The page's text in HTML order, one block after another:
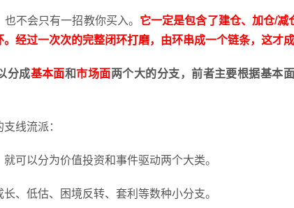
不会只有一招教你买入。 它一定是包含了建仓、加仓/
经过一次次的完整闭环打磨，由环串成一个链条，这才成
分成基本面和市场面两个大的分支，前者主要根据基本
线流派：
可以分为价值投资和事件驱动两个大类。
、低估、困境反转、套利等数种小分支。